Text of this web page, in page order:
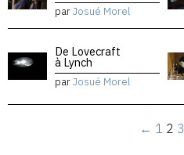
parJosué Morel
De Lovecraft
à Lynch
parJosué Morel
← 1 2 3